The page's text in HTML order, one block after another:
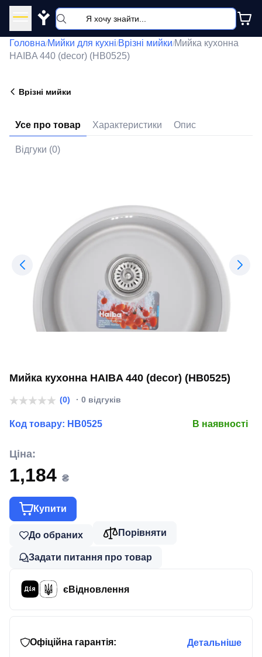
Y
Головна/Мийки для кухні/Врізні мийки/Мийка кухонна
HAIBA 440 (decor) (HB0525)
Врізні мийки
Усе про товар Характеристики Опис
Відгуки (0)
Мийка кухонна HAIBA 440 (decor) (HB0525)
(0) · 0 відгуків
Код товару: HB0525 В наявності
Ціна:
1,184 ₴
Купити
До обраних Порівняти
Задати питання про товар
єВідновлення
Офіційна гарантія: Детальніше